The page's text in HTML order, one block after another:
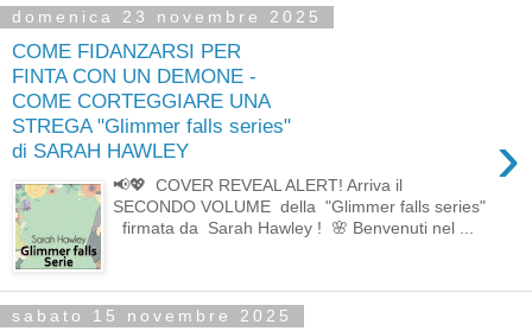
domenica 23 novembre 2025
COME FIDANZARSI PER
FINTA CON UN DEMONE -
COME CORTEGGIARE UNA
STREGA "Glimmer falls series"
di SARAH HAWLEY
›
📢💖 COVER REVEAL ALERT! Arriva il
SECONDO VOLUME della "Glimmer falls series"
firmata da Sarah Hawley ! 🌸 Benvenuti nel ...
sabato 15 novembre 2025